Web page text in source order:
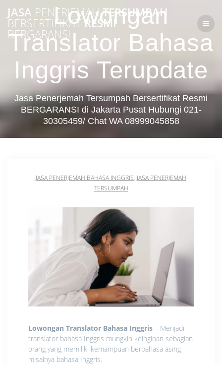
to
content
JASA PENERJEMAHTERSUMPAH
BERSERTIFIKATRESMI
BERGARANSI
Lowongan
Translator Bahasa
Inggris Terupdate
Jasa Penerjemah Tersumpah Bersertifikat Resmi
BERGARANSI di Jakarta Pusat Hubungi 021-
30305459/ Chat WA 08999045858
JASA PENERJEMAH BAHASA INGGRIS, JASA PENERJEMAH
TERSUMPAH
Lowongan Translator Bahasa Inggris – Menjadi
translator bahasa Inggris mungkin keinginan sebagian
orang yang memiliki kemampuan berbahasa asing
misalnya bahasa Inggris.